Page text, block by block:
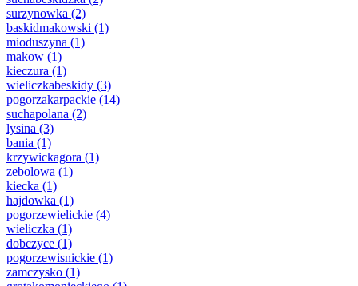
surzynowka (2)
baskidmakowski (1)
mioduszyna (1)
makow (1)
kieczura (1)
wieliczkabeskidy (3)
pogorzakarpackie (14)
suchapolana (2)
lysina (3)
bania (1)
krzywickagora (1)
zebolowa (1)
kiecka (1)
hajdowka (1)
pogorzewielickie (4)
wieliczka (1)
dobczyce (1)
pogorzewisnickie (1)
zamczysko (1)